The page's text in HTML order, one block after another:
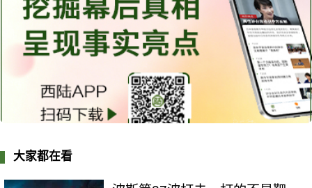
大家都在看